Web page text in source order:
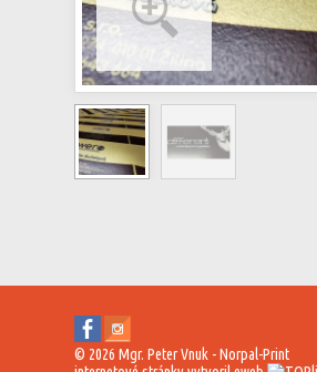
© 2026 Mgr. Peter Vnuk - Norpal-Print